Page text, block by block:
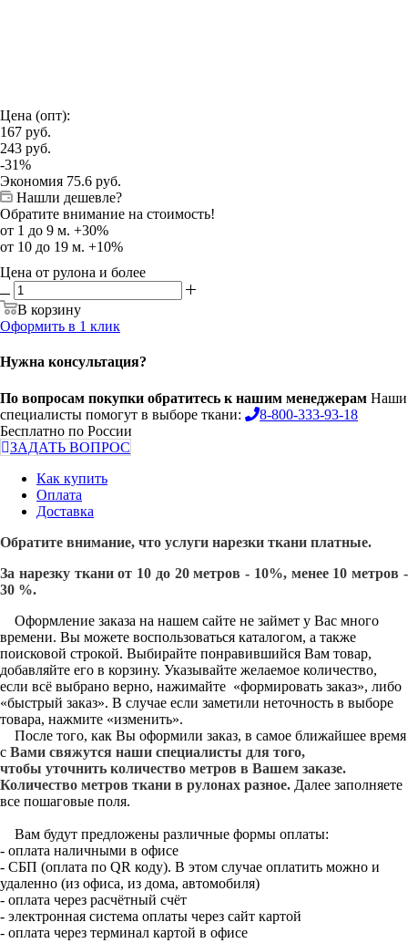
Цена (опт):
167 руб.
243 руб.
-31%
Экономия 75.6 руб.
Нашли дешевле?
Обратите внимание на стоимость!
от 1 до 9 м. +30%
от 10 до 19 м. +10%
Цена от рулона и более
В корзину
Оформить в 1 клик
Нужна консультация?
По вопросам покупки обратитесь к нашим менеджерам Наши
специалисты помогут в выборе ткани:
8-800-333-93-18
Бесплатно по России
ЗАДАТЬ ВОПРОС
Как купить
Оплата
Доставка
Обратите внимание, что услуги нарезки ткани платные.
За нарезку ткани от 10 до 20 метров - 10%, менее 10 метров -
30 %.
Оформление заказа на нашем сайте не займет у Вас много
времени. Вы можете воспользоваться каталогом, а также
поисковой строкой. Выбирайте понравившийся Вам товар,
добавляйте его в корзину. Указывайте желаемое количество,
если всё выбрано верно, нажимайте «формировать заказ», либо
«быстрый заказ». В случае если заметили неточность в выборе
товара, нажмите «изменить».
После того, как Вы оформили заказ, в самое ближайшее время
с Вами свяжутся наши специалисты для того,
чтобы уточнить количество метров в Вашем заказе.
Количество метров ткани в рулонах разное. Далее заполняете
все пошаговые поля.
Вам будут предложены различные формы оплаты:
- оплата наличными в офисе
- СБП (оплата по QR коду). В этом случае оплатить можно и
удаленно (из офиса, из дома, автомобиля)
- оплата через расчётный счёт
- электронная система оплаты через сайт картой
- оплата через терминал картой в офисе